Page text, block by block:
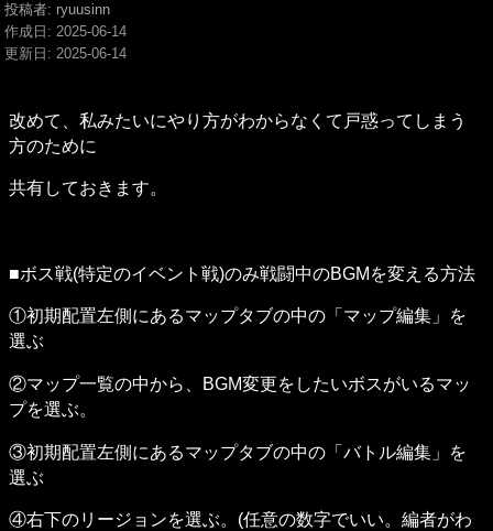
投稿者: ryuusinn
作成日: 2025-06-14
更新日: 2025-06-14
改めて、私みたいにやり方がわからなくて戸惑ってしまう
方のために
共有しておきます。
■ボス戦(特定のイベント戦)のみ戦闘中のBGMを変える方法
①初期配置左側にあるマップタブの中の「マップ編集」を
選ぶ
②マップ一覧の中から、BGM変更をしたいボスがいるマッ
プを選ぶ。
③初期配置左側にあるマップタブの中の「バトル編集」を
選ぶ
④右下のリージョンを選ぶ。(任意の数字でいい。編者がわ